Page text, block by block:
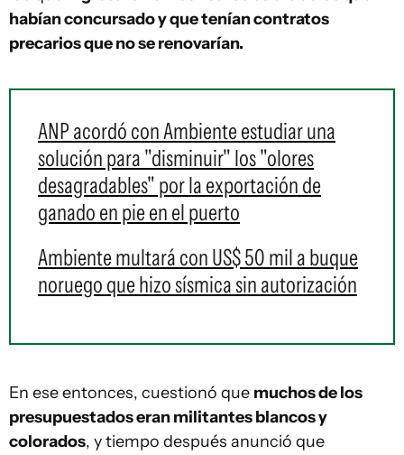
habían concursado y que tenían contratos
precarios que no se renovarían.
ANP acordó con Ambiente estudiar una
solución para "disminuir" los "olores
desagradables" por la exportación de
ganado en pie en el puerto
Ambiente multará con US$ 50 mil a buque
noruego que hizo sísmica sin autorización
En ese entonces, cuestionó que muchos de los
presupuestados eran militantes blancos y
colorados, y tiempo después anunció que